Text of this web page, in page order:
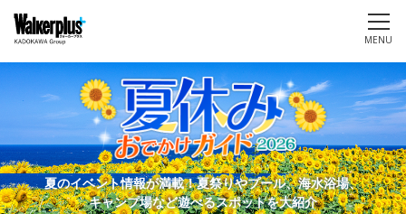
MENU
夏のイベント情報が満載！夏祭りやプール、海水浴場、
キャンプ場など遊べるスポットを大紹介